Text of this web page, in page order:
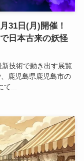
31日(月)開催！
日本古来の妖怪
技術で動き出す展覧
鹿児島県鹿児島市の
て...